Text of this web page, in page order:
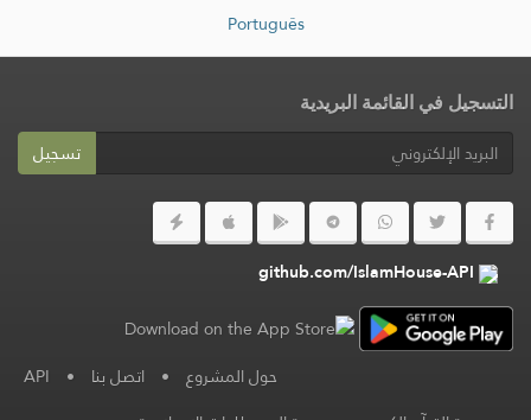
Português
التسجيل في القائمة البريدية
تسجيل
github.com/IslamHouse-API
حول المشروع • اتصل بنا •
API